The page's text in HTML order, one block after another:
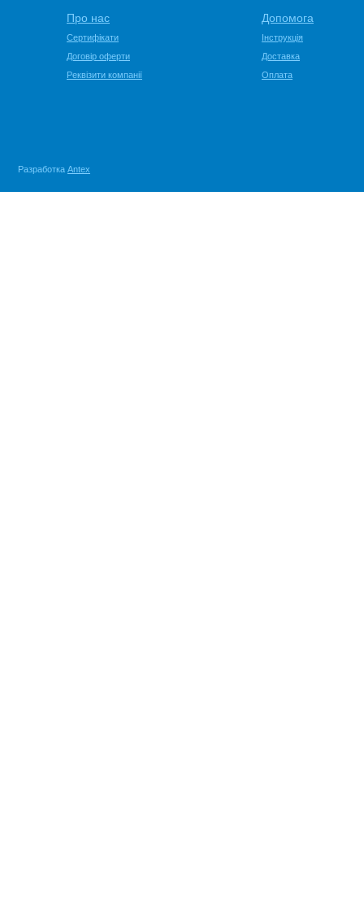
Про нас
Сертифікати
Договір оферти
Реквізити компанії
Допомога
Інструкція
Доставка
Оплата
Разработка Antex